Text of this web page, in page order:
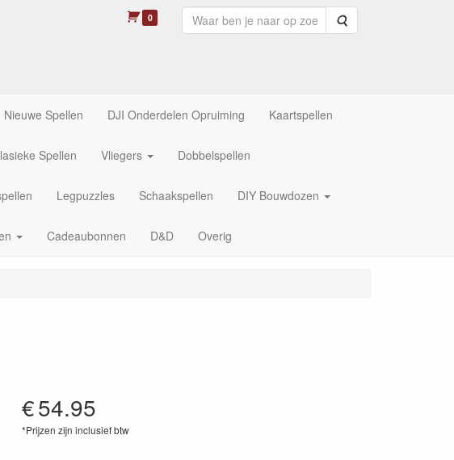
0 Zoeken
Nieuwe Spellen DJI Onderdelen Opruiming Kaartspellen
Spellen Vliegers Dobbelspellen
Legpuzzles Schaakspellen DIY Bouwdozen
Cadeaubonnen D&D Overig
€54.95
*Prijzen zijn inclusief btw